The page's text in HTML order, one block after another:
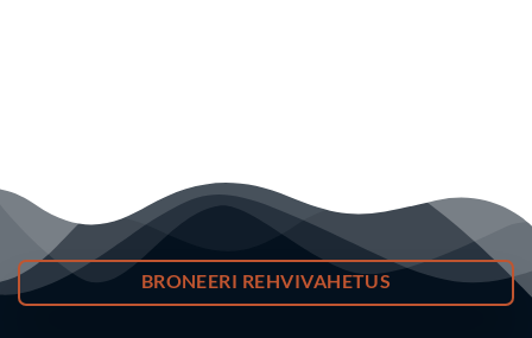
BRONEERI REHVIVAHETUS